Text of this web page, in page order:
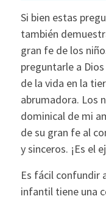
Si bien estas
también
gran fe de los
preguntarle a
de la vida en la
abrumadora. Los
dominical de mi
de su gran fe al
y sinceros. ¡Es el
Es fácil confundir
infantil tiene una